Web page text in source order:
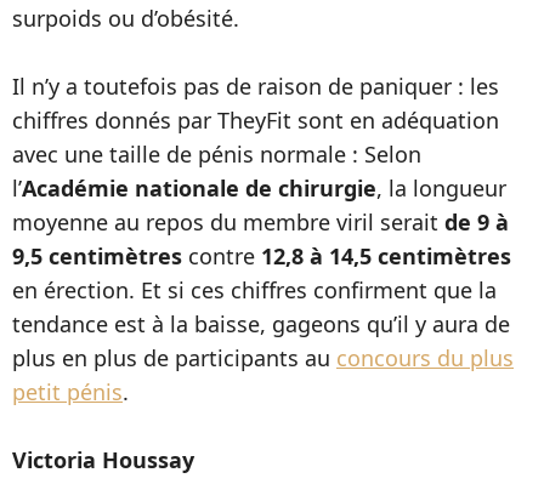
surpoids ou d’obésité.
Il n’y a toutefois pas de raison de paniquer : les
chiffres donnés par TheyFit sont en adéquation
avec une taille de pénis normale : Selon
l’Académie nationale de chirurgie, la longueur
moyenne au repos du membre viril serait de 9 à
9,5 centimètres contre 12,8 à 14,5 centimètres
en érection. Et si ces chiffres confirment que la
tendance est à la baisse, gageons qu’il y aura de
plus en plus de participants au concours du plus
petit pénis.
Victoria Houssay